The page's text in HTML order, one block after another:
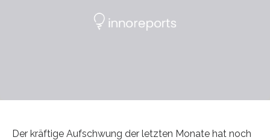
Der kräftige Aufschwung der letzten Monate hat noch